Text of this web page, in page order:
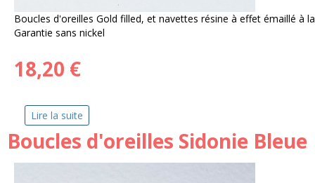
Boucles d'oreilles Gold filled, et navettes résine à effet émaillé à
Garantie sans nickel
18,20 €
Lire la suite
Boucles d'oreilles Sidonie Bleue